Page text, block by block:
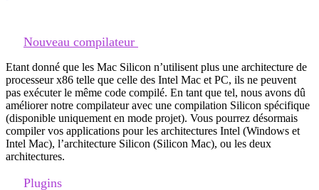
Nouveau compilateur
Etant donné que les Mac Silicon n’utilisent plus une architecture de
processeur x86 telle que celle des Intel Mac et PC, ils ne peuvent
pas exécuter le même code compilé. En tant que tel, nous avons dû
améliorer notre compilateur avec une compilation Silicon spécifique
(disponible uniquement en mode projet). Vous pourrez désormais
compiler vos applications pour les architectures Intel (Windows et
Intel Mac), l’architecture Silicon (Silicon Mac), ou les deux
architectures.
Plugins